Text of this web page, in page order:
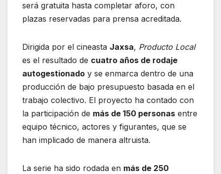
será gratuita hasta completar aforo, con
plazas reservadas para prensa acreditada.
Dirigida por el cineasta Jaxsa, Producto Local
es el resultado de cuatro años de rodaje
autogestionado y se enmarca dentro de una
producción de bajo presupuesto basada en el
trabajo colectivo. El proyecto ha contado con
la participación de más de 150 personas entre
equipo técnico, actores y figurantes, que se
han implicado de manera altruista.
La serie ha sido rodada en más de 250